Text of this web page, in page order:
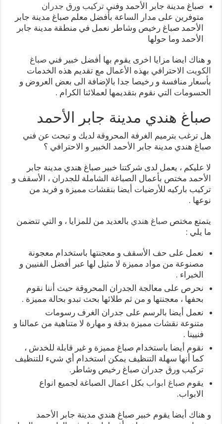
صباغ مدينة جابر الأحمد وفنيتركيب ورق جدران
متوفرين على مدار الساعة بأفضل معلم صباغ مدينة جابر
الأحمد صباغ رخيص وشاطر نعمل في منطقة مدينة جابر
الأحمد وما حولها
و هناك ايضا مزايا اخرى يقوم بها أفضل خبير فنيصباغ
الكويت الاحترافي بهذه الأعمال مع تقديم هذه الخدمات
بأسعار منافسة و رخيصا جدا بالإضافة الى بعض العروض و
الحسومات التي نقوم بتقديمها لعملائنا الكرام .
صباغ هندي مدينة جابر الأحمد
هل ترغب بترميم الغرفة المحروقة لديك و تبحث عن فني
صباغ هندي مدينة جابر الأحمد الخبير و الاحترافي ؟
لا عليكم ، يعمل لدى شركتنا خبير صباغ هندي مدينة جابر
الأحمد مختص بأعمال الصباغة الشاملة للجدران ، الأسقف و
تركيب باركيه للأرضيات أيضا بنقشات مميزة و فريد من
نوعها .
يتمتع مختصصباغ هندي بالعديد من للمزايا ، و التي تتضمن
ما يلي :
نعمل على حف الأسقف و معجنتها باستخدام معجونة
مصنوعة من مواد مميزة لا مثيل لها عبر أفضل الفنيين و
الخبراء .
نحرص على معالجة الجدران المحروقة حيث أننا نقوم
بحفها ، معجنتها و من ثم طلائها بحث تبدو بحالة مميزة .
نعمل أيضا بالرسم على جدران الغرف رسومات
متنوعة نقشات مميزة بدقة و مهارة لا متناهية من عمالنا و
فنيينا .
نقوم أيضا باستخدام صباغ مميزة و غير قابلة للخدش ،
كما أنها سهلة التنظيف يمكن استخدام أي شيء للتنظيف
تركيب ورق جدران صباغ رخيص وشاطر.
يقومصباغ ابواب بكل اعمال الصباغة لجميع انواع
الابواب.
و هناك أيضا يقوم خبير صباغ هندي مدينة جابر الأحمد